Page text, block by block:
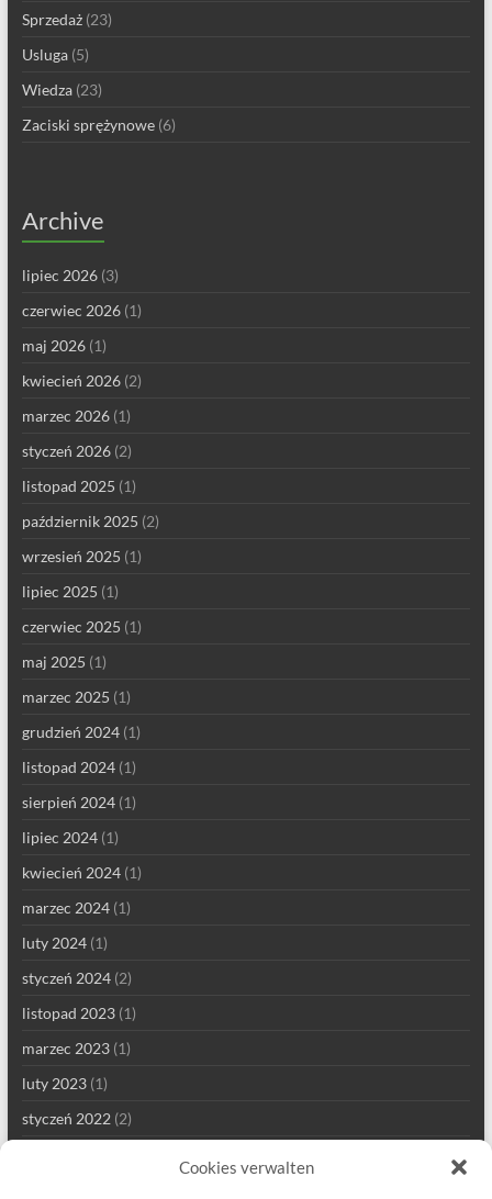
Cookies verwalten
Sprzedaż(23)
Usluga(5)
Wiedza(23)
Zaciski sprężynowe(6)
Archive
lipiec 2026(3)
czerwiec 2026(1)
maj 2026(1)
kwiecień 2026(2)
marzec 2026(1)
styczeń 2026(2)
listopad 2025 (1)
październik 2025 (2)
wrzesień 2025 (1)
lipiec 2025 (1)
czerwiec 2025 (1)
maj 2025 (1)
marzec 2025 (1)
grudzień 2024(1)
listopad 2024(1)
sierpień 2024(1)
lipiec 2024(1)
kwiecień 2024(1)
marzec 2024(1)
luty 2024(1)
styczeń 2024(2)
listopad 2023(1)
marzec 2023(1)
luty 2023(1)
styczeń 2022(2)